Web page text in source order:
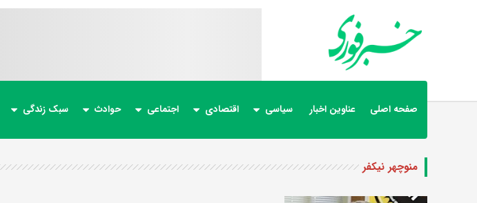
صفحه اصلی عناوین اخبار سیاسی اقتصادی اجتماعی حوادث سبک زندگی
منوچهر نیکفر